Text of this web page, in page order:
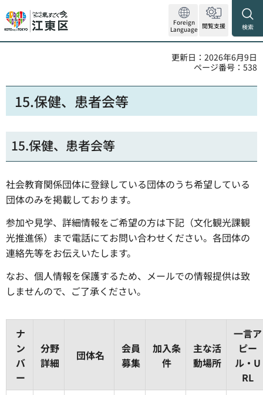
Foreign
Language 閲覧支援 検索
更新日：2026年6月9日
ページ番号：538
15.保健、患者会等
15.保健、患者会等
社会教育関係団体に登録している団体のうち希望している
団体のみを掲載しております。
参加や見学、詳細情報をご希望の方は下記（文化観光課観
光推進係）まで電話にてお問い合わせください。各団体の
連絡先等をお伝えいたします。
なお、個人情報を保護するため、メールでの情報提供は致
しませんので、ご了承ください。
ナ
ン
バ
ー
分野
詳細
団体名
会員
募集
加入条
件
主な活
動場所
一言ア
ピー
ル・U
RL